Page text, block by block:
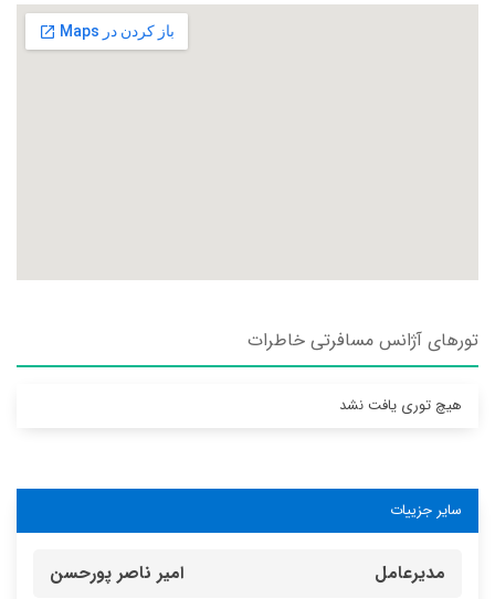
تورهای آژانس مسافرتی خاطرات
هیچ توری یافت نشد
سایر جزییات
مدیرعامل امیر ناصر پورحسن